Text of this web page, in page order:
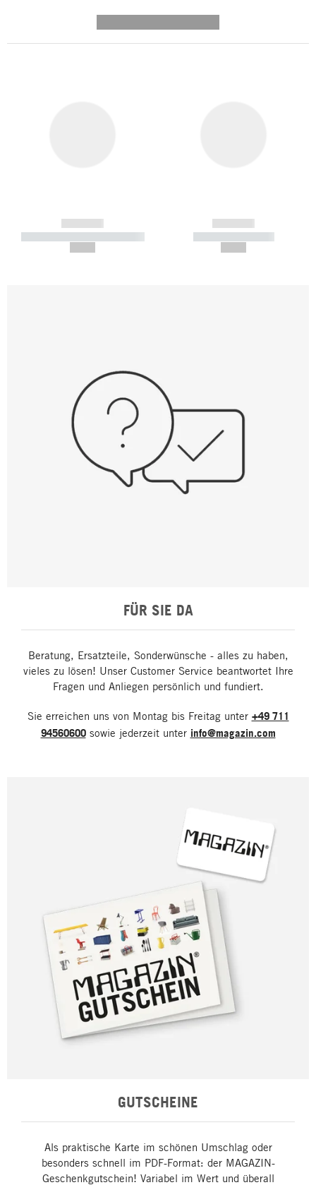
------------
----------- ----------- -----------
------------
----------- -----------
FÜR SIE DA
Beratung, Ersatzteile, Sonderwünsche - alles zu haben,
vieles zu lösen! Unser Customer Service beantwortet Ihre
Fragen und Anliegen persönlich und fundiert.
Sie erreichen uns von Montag bis Freitag unter +49 711
94560600sowie jederzeit unter info@magazin.com
GUTSCHEINE
Als praktische Karte im schönen Umschlag oder
besonders schnell im PDF-Format: der MAGAZIN-
Geschenkgutschein! Variabel im Wert und überall